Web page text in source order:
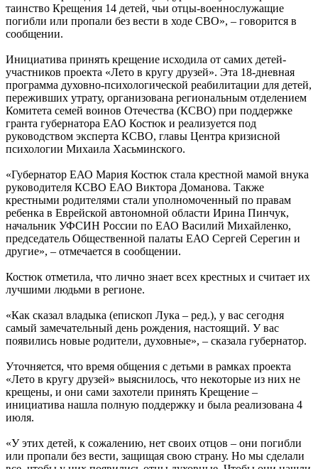
таинство Крещения 14 детей, чьи отцы-военнослужащие
погибли или пропали без вести в ходе СВО», – говорится в
сообщении.
Инициатива принять крещение исходила от самих детей-
участников проекта «Лето в кругу друзей». Эта 18-дневная
программа духовно-психологической реабилитации для детей,
переживших утрату, организована региональным отделением
Комитета семей воинов Отечества (КСВО) при поддержке
гранта губернатора ЕАО Костюк и реализуется под
руководством эксперта КСВО, главы Центра кризисной
психологии Михаила Хасьминского.
«Губернатор ЕАО Мария Костюк стала крестной мамой внука
руководителя КСВО ЕАО Виктора Доманова. Также
крестными родителями стали уполномоченный по правам
ребенка в Еврейской автономной области Ирина Пинчук,
начальник УФСИН России по ЕАО Василий Михайленко,
председатель Общественной палаты ЕАО Сергей Серегин и
другие», – отмечается в сообщении.
Костюк отметила, что лично знает всех крестных и считает их
лучшими людьми в регионе.
«Как сказал владыка (епископ Лука – ред.), у вас сегодня
самый замечательный день рождения, настоящий. У вас
появились новые родители, духовные», – сказала губернатор.
Уточняется, что время общения с детьми в рамках проекта
«Лето в кругу друзей» выяснилось, что некоторые из них не
крещены, и они сами захотели принять Крещение –
инициатива нашла полную поддержку и была реализована 4
июля.
«У этих детей, к сожалению, нет своих отцов – они погибли
или пропали без вести, защищая свою страну. Но мы сделали